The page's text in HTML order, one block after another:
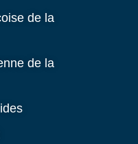
de la
de la